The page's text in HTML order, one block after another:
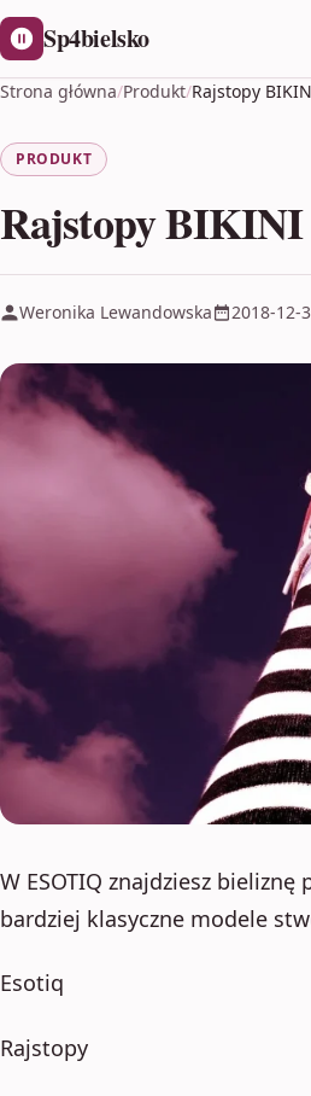
Sp4bielsko
Strona główna/Produkt/Rajstopy
PRODUKT
Rajstopy BIKINI
Weronika Lewandowska 2018-12-
W ESOTIQ znajdziesz
bardziej klasyczne modele
Esotiq
Rajstopy